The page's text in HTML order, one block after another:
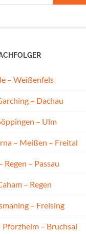
– Weißenfels
– Dachau
– Ulm
– Meißen – Freital
Regen – Passau
– Regen
– Freising
– Bruchsal